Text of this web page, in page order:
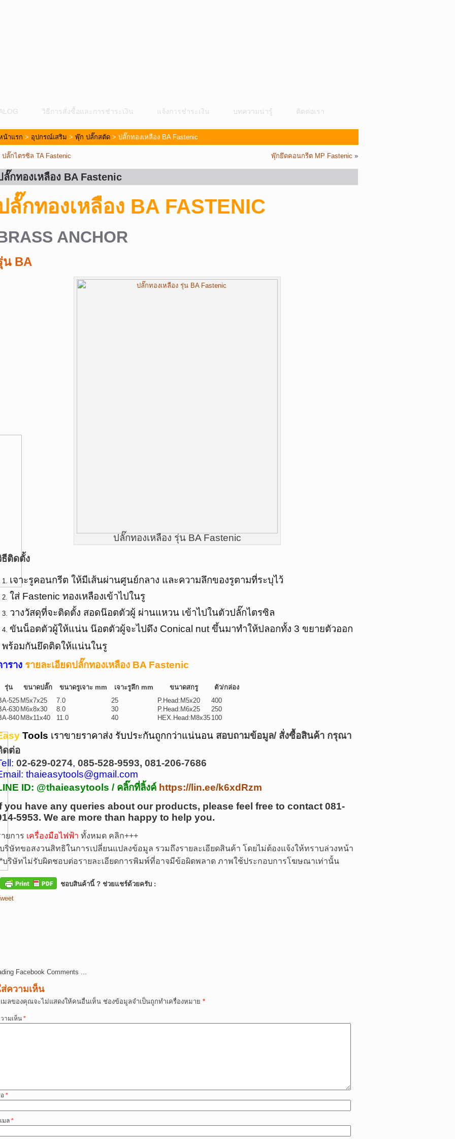
วิธีการสั่งซื้อและการชำระเงิน แจ้งการชำระเงิน บทความน่ารู้ ติดต่อเรา
น้าแรก > อุปกรณ์เสริม > พุ๊ก ปลั๊กสตัด > ปลั๊กทองเหลือง BA Fastenic
ปลั๊กไตรซิล TA Fastenic พุ๊กยึดคอนกรีต MP Fastenic »
ลั๊กทองเหลือง BA Fastenic
ลั๊กทองเหลือง BA FASTENIC
ANCHOR
น BA
ปลั๊กทองเหลือง รุ่น BA Fastenic
ธีติดตั้ง
เจาะรูคอนกรีต ให้มีเส้นผ่านศูนย์กลาง และความลึกของรูตามที่ระบุไว้
ใส่ Fastenic ทองเหลืองเข้าไปในรู
วางวัสดุที่จะติดตั้ง สอดน๊อตตัวผู้ ผ่านแหวน เข้าไปในตัวปลั๊กไตรซิล
ขันน็อตตัวผู้ให้แน่น น๊อตตัวผู้จะไปดึง Conical nut ขึ้นมาทำให้ปลอกทั้ง 3 ขยายตัวออก
พร้อมกันยึดติดให้แน่นในรู
ราง รายละเอียดปลั๊กทองเหลือง BA Fastenic
รุ่น ขนาดปลั๊ก ขนาดรูเจาะ mm เจาะรูลึก mm ขนาดสกรู
ตัว/กล่อง
525 M5x7x25 7.0 25 P.Head:M5x20
400
630 M6x8x30 8.0 30 P.Head:M6x25
250
840 M8x11x40 11.0 40 HEX.Head:M8x35 100
Tools เราขายราคาส่ง รับประกันถูกกว่าแน่นอน สอบถามข้อมูล/ สั่งซื้อสินค้า กรุณา
ดต่อ
02-629-0274, 085-528-9593, 081-206-7686
thaieasytools@gmail.com
ID: @thaieasytools / คลิ๊กที่ลิ้งค์ https://lin.ee/k6xdRzm
you have any queries about our products, please feel free to contact 081-
5953. We are more than happy to help you.
ยการ เครื่องมือไฟฟ้า ทั้งหมด คลิก+++
บริษัทขอสงวนสิทธิในการเปลี่ยนแปลงข้อมูล รวมถึงรายละเอียดสินค้า โดยไม่ต้องแจ้งให้ทราบล่วงหน้า
บริษัทไม่รับผิดชอบต่อรายละเอียดการพิมพ์ที่อาจมีข้อผิดพลาด ภาพใช้ประกอบการโฆษณาเท่านั้น
ชอบสินค้านี้ ? ช่วยแชร์ด้วยครับ :
Facebook Comments ...
ส่ความเห็น
มลของคุณจะไม่แสดงให้คนอื่นเห็น ช่องข้อมูลจำเป็นถูกทำเครื่องหมาย *
ามเห็น *
*
มล *